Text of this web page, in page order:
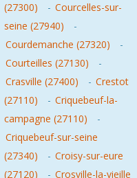
(27300)
- Courcelles-sur-
seine (27940)
-
Courdemanche (27320)
-
Courteilles (27130)
-
Crasville (27400)
- Crestot
(27110)
- Criquebeuf-la-
campagne (27110)
-
Criquebeuf-sur-seine
(27340)
- Croisy-sur-eure
(27120)
- Crosville-la-vieille